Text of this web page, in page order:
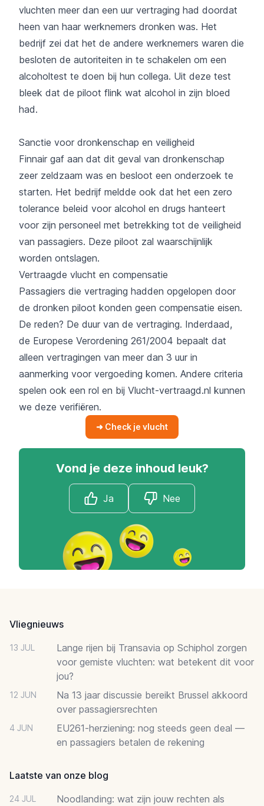
vluchten meer dan een uur vertraging had doordat
heen van haar werknemers dronken was. Het
bedrijf zei dat het de andere werknemers waren die
besloten de autoriteiten in te schakelen om een
alcoholtest te doen bij hun collega. Uit deze test
bleek dat de piloot flink wat alcohol in zijn bloed
had.
Sanctie voor dronkenschap en veiligheid
Finnair gaf aan dat dit geval van dronkenschap
zeer zeldzaam was en besloot een onderzoek te
starten. Het bedrijf meldde ook dat het een zero
tolerance beleid voor alcohol en drugs hanteert
voor zijn personeel met betrekking tot de veiligheid
van passagiers. Deze piloot zal waarschijnlijk
worden ontslagen.
Vertraagde vlucht en compensatie
Passagiers die vertraging hadden opgelopen door
de dronken piloot konden geen compensatie eisen.
De reden? De duur van de vertraging. Inderdaad,
de Europese Verordening 261/2004 bepaalt dat
alleen vertragingen van meer dan 3 uur in
aanmerking voor vergoeding komen. Andere criteria
spelen ook een rol en bij Vlucht-vertraagd.nl kunnen
we deze verifiëren.
➜ Check je vlucht
Vond je deze inhoud leuk?
Ja Nee
Vliegnieuws
13 JUL
Lange rijen bij Transavia op Schiphol zorgen
voor gemiste vluchten: wat betekent dit voor
jou?
12 JUN
Na 13 jaar discussie bereikt Brussel akkoord
over passagiersrechten
4 JUN
EU261-herziening: nog steeds geen deal —
en passagiers betalen de rekening
Laatste van onze blog
24 JUL
Noodlanding: wat zijn jouw rechten als